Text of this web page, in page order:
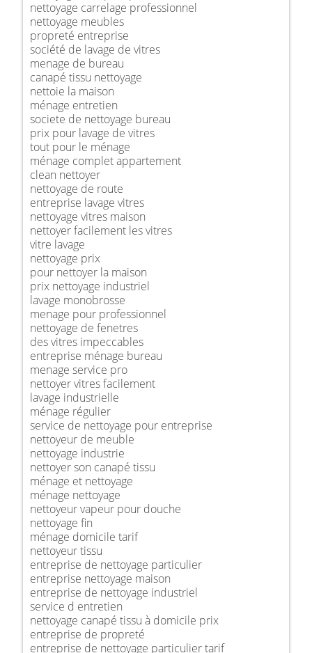
nettoyage carrelage professionnel
nettoyage meubles
propreté entreprise
société de lavage de vitres
menage de bureau
canapé tissu nettoyage
nettoie la maison
ménage entretien
societe de nettoyage bureau
prix pour lavage de vitres
tout pour le ménage
ménage complet appartement
clean nettoyer
nettoyage de route
entreprise lavage vitres
nettoyage vitres maison
nettoyer facilement les vitres
vitre lavage
nettoyage prix
pour nettoyer la maison
prix nettoyage industriel
lavage monobrosse
menage pour professionnel
nettoyage de fenetres
des vitres impeccables
entreprise ménage bureau
menage service pro
nettoyer vitres facilement
lavage industrielle
ménage régulier
service de nettoyage pour entreprise
nettoyeur de meuble
nettoyage industrie
nettoyer son canapé tissu
ménage et nettoyage
ménage nettoyage
nettoyeur vapeur pour douche
nettoyage fin
ménage domicile tarif
nettoyeur tissu
entreprise de nettoyage particulier
entreprise nettoyage maison
entreprise de nettoyage industriel
service d entretien
nettoyage canapé tissu à domicile prix
entreprise de propreté
entreprise de nettoyage particulier tarif